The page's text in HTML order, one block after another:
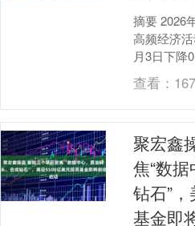
摘要 2026
高频经济
月3日下降
的一周内
查看： 167
聚宏鑫
焦“数
钻石”
基金即